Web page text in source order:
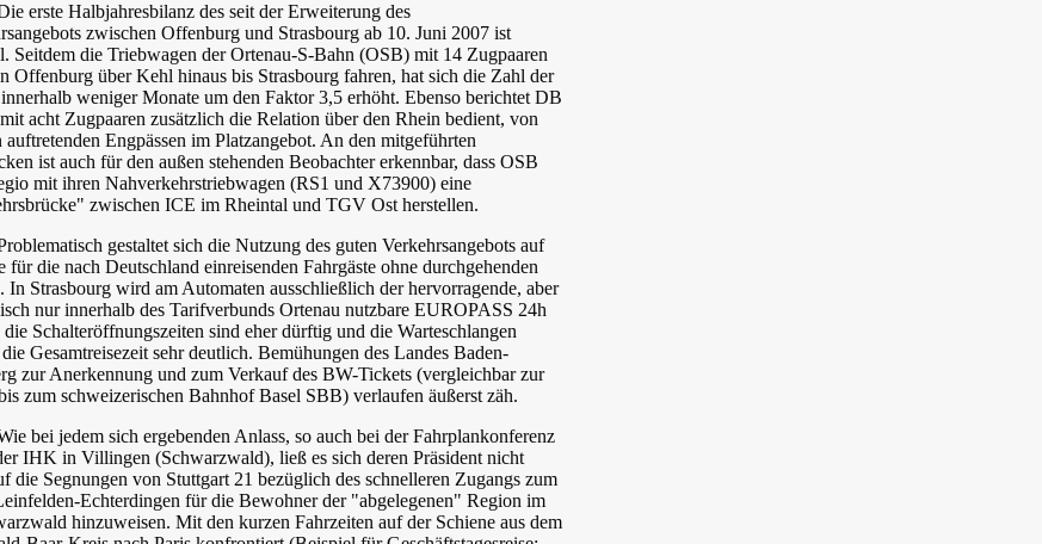
erste Halbjahresbilanz des seit der Erweiterung des
zwischen Offenburg und Strasbourg ab 10. Juni 2007 ist
Seitdem die Triebwagen der Ortenau-S-Bahn (OSB) mit 14 Zugpaaren
Offenburg über Kehl hinaus bis Strasbourg fahren, hat sich die Zahl der
weniger Monate um den Faktor 3,5 erhöht. Ebenso berichtet DB
acht Zugpaaren zusätzlich die Relation über den Rhein bedient, von
Engpässen im Platzangebot. An den mitgeführten
ist auch für den außen stehenden Beobachter erkennbar, dass OSB
mit ihren Nahverkehrstriebwagen (RS1 und X73900) eine
zwischen ICE im Rheintal und TGV Ost herstellen.
gestaltet sich die Nutzung des guten Verkehrsangebots auf
für die nach Deutschland einreisenden Fahrgäste ohne durchgehenden
In Strasbourg wird am Automaten ausschließlich der hervorragende, aber
nur innerhalb des Tarifverbunds Ortenau nutzbare EUROPASS 24h
die Schalteröffnungszeiten sind eher dürftig und die Warteschlangen
Gesamtreisezeit sehr deutlich. Bemühungen des Landes Baden-
zur Anerkennung und zum Verkauf des BW-Tickets (vergleichbar zur
zum schweizerischen Bahnhof Basel SBB) verlaufen äußerst zäh.
bei jedem sich ergebenden Anlass, so auch bei der Fahrplankonferenz
IHK in Villingen (Schwarzwald), ließ es sich deren Präsident nicht
die Segnungen von Stuttgart 21 bezüglich des schnelleren Zugangs zum
Echterdingen für die Bewohner der "abgelegenen" Region im
hinzuweisen. Mit den kurzen Fahrzeiten auf der Schiene aus dem